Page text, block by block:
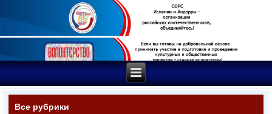
Все рубрики